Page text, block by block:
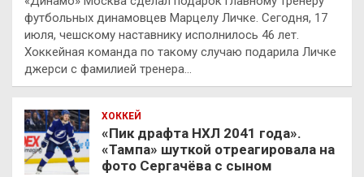
футбольных динамовцев Марцелу Личке. Сегодня, 17
июля, чешскому наставнику исполнилось 46 лет.
Хоккейная команда по такому случаю подарила Личке
джерси с фамилией тренера…
ХОККЕЙ
«Пик драфта НХЛ 2041 года».
«Тампа» шуткой отреагировала на
фото Сергачёва с сыном